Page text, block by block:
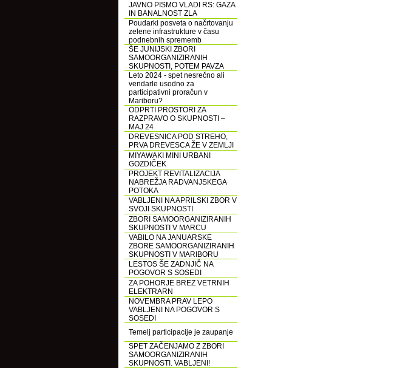
JAVNO PISMO VLADI RS: GAZA
IN BANALNOST ZLA
Poudarki posveta o načrtovanju
zelene infrastrukture v času
podnebnih sprememb
ŠE JUNIJSKI ZBORI
SAMOORGANIZIRANIH
SKUPNOSTI, POTEM PAVZA
Leto 2024 - spet nesrečno ali
vendarle usodno za
participativni proračun v
Mariboru?
ODPRTI PROSTORI ZA
RAZPRAVO O SKUPNOSTI –
MAJ 24
DREVESNICA POD STREHO,
PRVA DREVESCA ŽE V ZEMLJI
MIYAWAKI MINI URBANI
GOZDIČEK
PROJEKT REVITALIZACIJA
NABREŽJA RADVANJSKEGA
POTOKA
VABLJENI NA APRILSKI ZBOR V
SVOJI SKUPNOSTI
ZBORI SAMOORGANIZIRANIH
SKUPNOSTI V MARCU
VABILO NA JANUARSKE
ZBORE SAMOORGANIZIRANIH
SKUPNOSTI V MARIBORU
LESTOS ŠE ZADNJIČ NA
POGOVOR S SOSEDI
ZA POHORJE BREZ VETRNIH
ELEKTRARN
NOVEMBRA PRAV LEPO
VABLJENI NA POGOVOR S
SOSEDI
Temelj participacije je zaupanje
SPET ZAČENJAMO Z ZBORI
SAMOORGANIZIRANIH
SKUPNOSTI. VABLJENI!